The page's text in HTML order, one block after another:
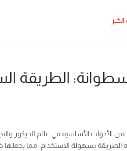
الطريقة
من الأدوات الأساسية في عالم الديكور
بسهولة الاستخدام، مما يجعلها